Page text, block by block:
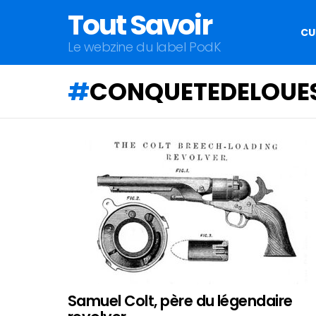
Tout Savoir
Le webzine du label PodK
QU'ALLEZ-
APPRENDRE
AUJOURD'HUI
Samuel Colt, père du légendaire